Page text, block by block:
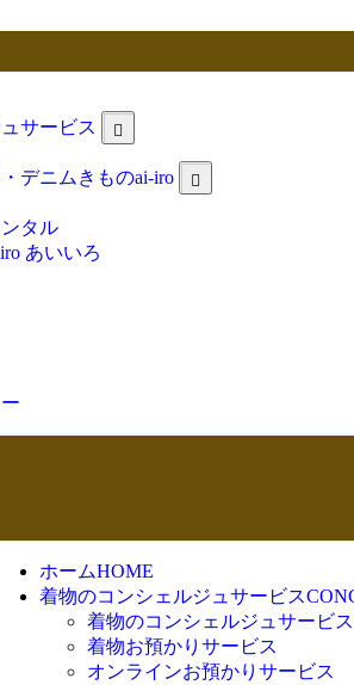
サービス
デニムきものai-iro
タル
あいいろ
ホームHOME
着物のコンシェルジュサービス
着物のコンシェルジュサービス
着物お預かりサービス
オンラインお預かりサービス